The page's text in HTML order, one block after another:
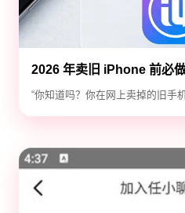
2026 年卖旧 iPhone 前必
除隐私，防止数据泄露
“你知道吗？你在网上卖掉的旧手